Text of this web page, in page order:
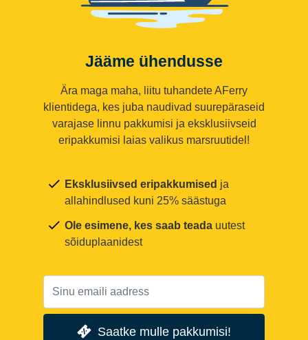
Jääme ühendusse
Ära maga maha, liitu tuhandete AFerry
klientidega, kes juba naudivad suurepäraseid
varajase linnu pakkumisi ja eksklusiivseid
eripakkumisi laias valikus marsruutidel!
Eksklusiivsed eripakkumised ja
allahindlused kuni 25% säästuga
Ole esimene, kes saab teada uutest
sõiduplaanidest
Saatke mulle pakkumisi!